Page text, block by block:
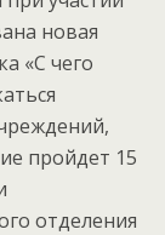
новая
«С чего
пройдет 15
отделения